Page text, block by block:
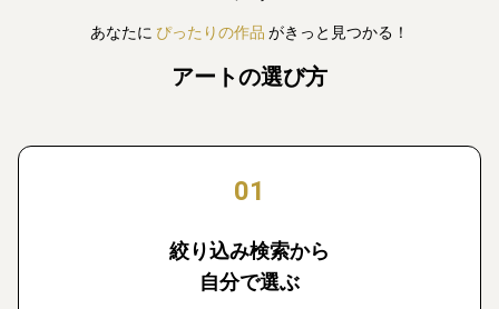
あなたに ぴったりの作品 がきっと見つかる！
アートの選び方
01
絞り込み検索から
自分で選ぶ